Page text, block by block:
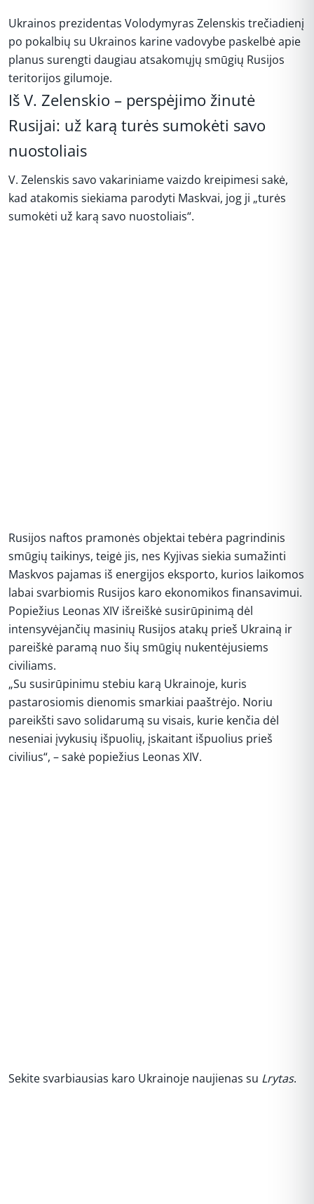
Ukrainos prezidentas Volodymyras Zelenskis trečiadienį
po pokalbių su Ukrainos karine vadovybe paskelbė apie
planus surengti daugiau atsakomųjų smūgių Rusijos
teritorijos gilumoje.
Iš V. Zelenskio – perspėjimo žinutė
Rusijai: už karą turės sumokėti savo
nuostoliais
V. Zelenskis savo vakariniame vaizdo kreipimesi sakė,
kad atakomis siekiama parodyti Maskvai, jog ji „turės
sumokėti už karą savo nuostoliais“.
Rusijos naftos pramonės objektai tebėra pagrindinis
smūgių taikinys, teigė jis, nes Kyjivas siekia sumažinti
Maskvos pajamas iš energijos eksporto, kurios laikomos
labai svarbiomis Rusijos karo ekonomikos finansavimui.
Popiežius Leonas XIV išreiškė susirūpinimą dėl
intensyvėjančių masinių Rusijos atakų prieš Ukrainą ir
pareiškė paramą nuo šių smūgių nukentėjusiems
civiliams.
„Su susirūpinimu stebiu karą Ukrainoje, kuris
pastarosiomis dienomis smarkiai paaštrėjo. Noriu
pareikšti savo solidarumą su visais, kurie kenčia dėl
neseniai įvykusių išpuolių, įskaitant išpuolius prieš
civilius“, – sakė popiežius Leonas XIV.
Sekite svarbiausias karo Ukrainoje naujienas su Lrytas.​​​​